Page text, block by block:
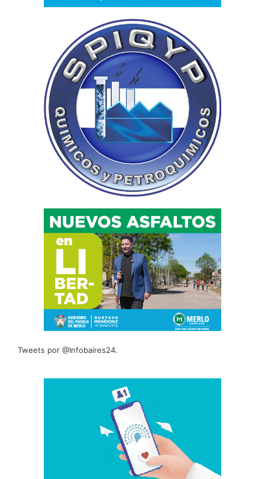
Tweets por @Infobaires24.